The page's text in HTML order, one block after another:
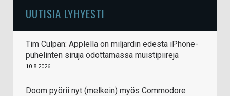
UUTISIA LYHYESTI
Tim Culpan: Applella on miljardin edestä iPhone-
puhelinten siruja odottamassa muistipiirejä
10.8.2026
Doom pyörii nyt (melkein) myös Commodore